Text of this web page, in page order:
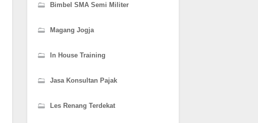
Bimbel SMA Semi Militer
Magang Jogja
In House Training
Jasa Konsultan Pajak
Les Renang Terdekat